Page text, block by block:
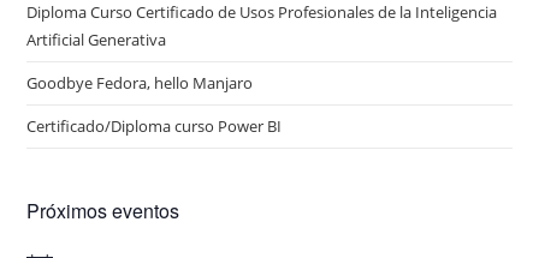
Diploma Curso Certificado de Usos Profesionales de la Inteligencia
Artificial Generativa
Goodbye Fedora, hello Manjaro
Certificado/Diploma curso Power BI
Próximos eventos